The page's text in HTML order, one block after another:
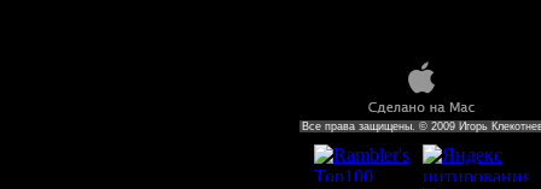
Все права защищены. © 2009 Игорь